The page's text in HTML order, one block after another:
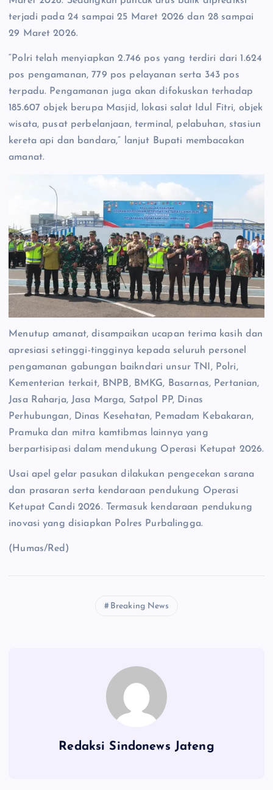
terjadi pada 24 sampai 25 Maret 2026 dan 28 sampai
29 Maret 2026.
“Polri telah menyiapkan 2.746 pos yang terdiri dari 1.624
pos pengamanan, 779 pos pelayanan serta 343 pos
terpadu. Pengamanan juga akan difokuskan terhadap
185.607 objek berupa Masjid, lokasi salat Idul Fitri, objek
wisata, pusat perbelanjaan, terminal, pelabuhan, stasiun
kereta api dan bandara,” lanjut Bupati membacakan
amanat.
Menutup amanat, disampaikan ucapan terima kasih dan
apresiasi setinggi-tingginya kepada seluruh personel
pengamanan gabungan baikndari unsur TNI, Polri,
Kementerian terkait, BNPB, BMKG, Basarnas, Pertanian,
Jasa Raharja, Jasa Marga, Satpol PP, Dinas
Perhubungan, Dinas Kesehatan, Pemadam Kebakaran,
Pramuka dan mitra kamtibmas lainnya yang
berpartisipasi dalam mendukung Operasi Ketupat 2026.
Usai apel gelar pasukan dilakukan pengecekan sarana
dan prasaran serta kendaraan pendukung Operasi
Ketupat Candi 2026. Termasuk kendaraan pendukung
inovasi yang disiapkan Polres Purbalingga.
(Humas/Red)
Breaking News
Redaksi Sindonews Jateng